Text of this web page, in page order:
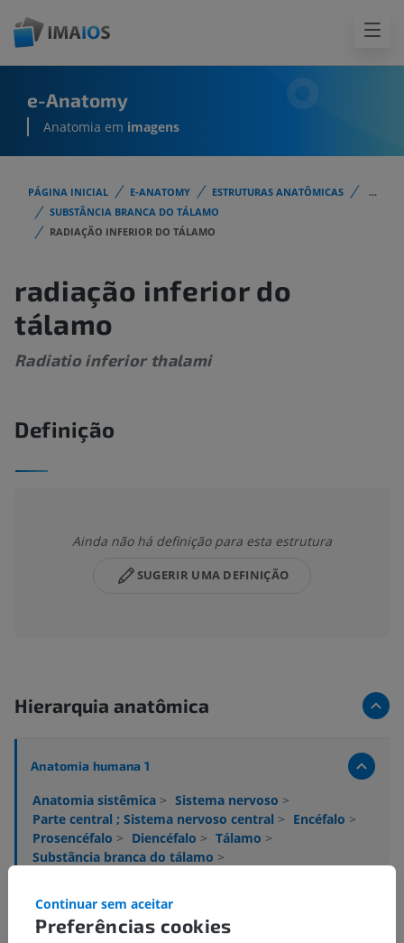
e-Anatomy
Anatomia em imagens
PÁGINA INICIAL E-ANATOMY ESTRUTURAS ANATÔMICAS
...
SUBSTÂNCIA BRANCA DO TÁLAMO
RADIAÇÃO INFERIOR DO TÁLAMO
radiação inferior do
tálamo
Radiatio inferior thalami
Definição
Ainda não há definição para esta estrutura
SUGERIR UMA DEFINIÇÃO
Hierarquia anatômica
Anatomia humana 1
Anatomia sistêmica > Sistema nervoso >
Parte central ; Sistema nervoso central > Encéfalo >
Prosencéfalo > Diencéfalo > Tálamo >
Substância branca do tálamo >
Estruturas subjacentes:
subjacente para esta parte anatômica
Preferências cookies
Continuar sem aceitar